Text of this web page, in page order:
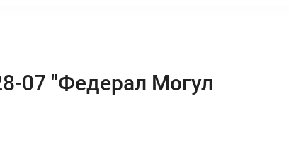
07 "Федерал Могул